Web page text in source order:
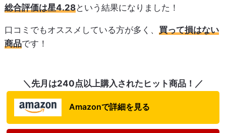
総合評価は星4.28という結果になりました！
口コミでもオススメしている方が多く、 買って損はない
商品です！
＼先月は240点以上購入されたヒット商品！／
Amazonで詳細を見る